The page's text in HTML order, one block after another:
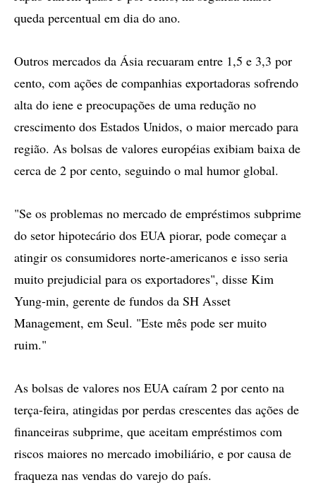
queda percentual em dia do ano.
Outros mercados da Ásia recuaram entre 1,5 e 3,3 por
cento, com ações de companhias exportadoras sofrendo
alta do iene e preocupações de uma redução no
crescimento dos Estados Unidos, o maior mercado para
região. As bolsas de valores européias exibiam baixa de
cerca de 2 por cento, seguindo o mal humor global.
"Se os problemas no mercado de empréstimos subprime
do setor hipotecário dos EUA piorar, pode começar a
atingir os consumidores norte-americanos e isso seria
muito prejudicial para os exportadores", disse Kim
Yung-min, gerente de fundos da SH Asset
Management, em Seul. "Este mês pode ser muito
ruim."
As bolsas de valores nos EUA caíram 2 por cento na
terça-feira, atingidas por perdas crescentes das ações de
financeiras subprime, que aceitam empréstimos com
riscos maiores no mercado imobiliário, e por causa de
fraqueza nas vendas do varejo do país.